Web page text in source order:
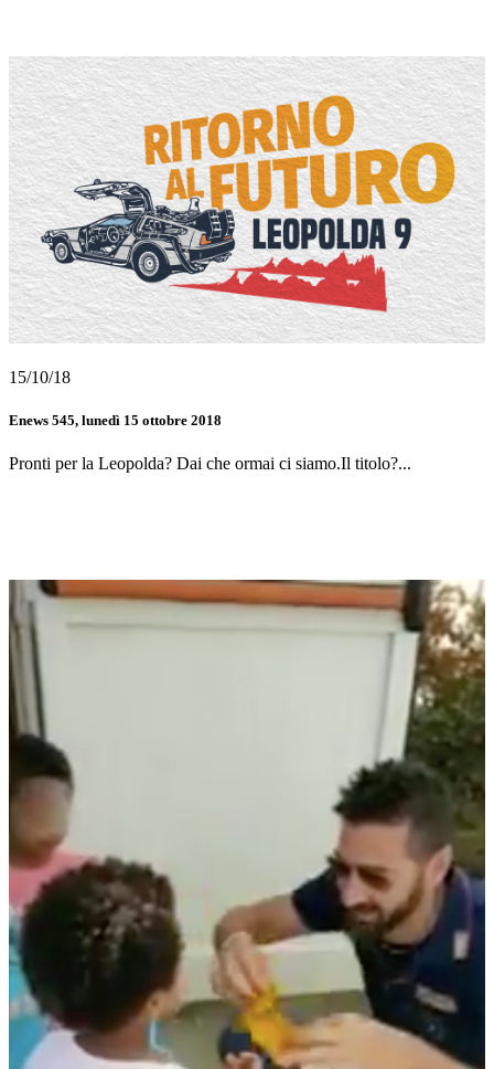
15/10/18
Enews 545, lunedì 15 ottobre 2018
Pronti per la Leopolda? Dai che ormai ci siamo.Il titolo?...